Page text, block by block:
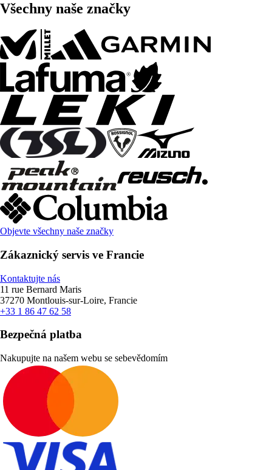
Všechny naše značky
Objevte všechny naše značky
Zákaznický servis ve Francie
Kontaktujte nás
11 rue Bernard Maris
37270 Montlouis-sur-Loire, Francie
+33 1 86 47 62 58
Bezpečná platba
Nakupujte na našem webu se sebevědomím